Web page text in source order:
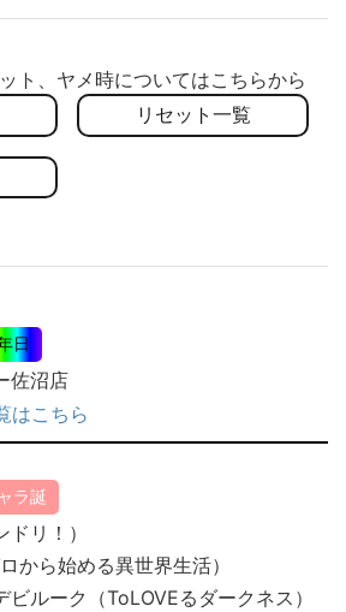
ト、ヤメ時についてはこちらから
リセット一覧
日
佐沼店
はこちら
ラ誕
リ！）
から始める異世界生活）
ビルーク（ToLOVEるダークネス）